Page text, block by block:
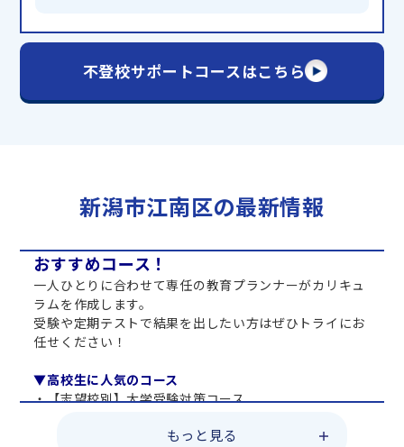
不登校サポートコースはこちら
新潟市江南区の最新情報
おすすめコース！
一人ひとりに合わせて専任の教育プランナーがカリキュ
ラムを作成します。
受験や定期テストで結果を出したい方はぜひトライにお
任せください！
▼高校生に人気のコース
・【志望校別】大学受験対策コース
・総合型選抜直前対策コース
もっと見る